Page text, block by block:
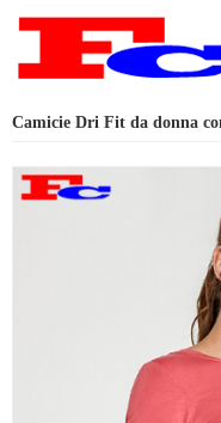
Camicie Dri Fit da donna